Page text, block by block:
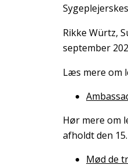
Rikke Würtz,
september
Læs mere om
Hør mere om
afholdt den
Mød de